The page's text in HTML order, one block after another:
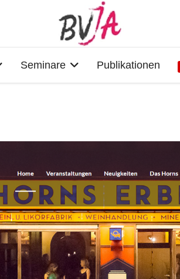
Seminare Publikationen